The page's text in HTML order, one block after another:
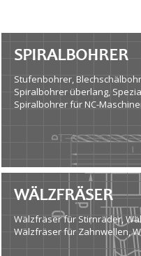
SPIRALBOHRER
Stufenbohrer,
Spiralbohrer überlang,
Spiralbohrer für NC-
WÄLZFRÄSER
Wälzfräser für Stirnräder,
Wälzfräser für Zahnwellen,